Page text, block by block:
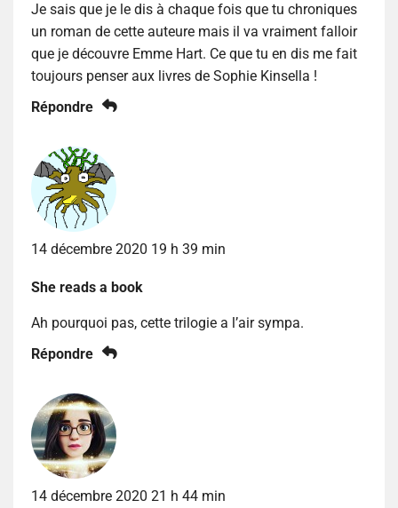
Je sais que je le dis à chaque fois que tu chroniques
un roman de cette auteure mais il va vraiment falloir
que je découvre Emme Hart. Ce que tu en dis me fait
toujours penser aux livres de Sophie Kinsella !
Répondre
14 décembre 2020 19 h 39 min
She reads a book
Ah pourquoi pas, cette trilogie a l’air sympa.
Répondre
14 décembre 2020 21 h 44 min